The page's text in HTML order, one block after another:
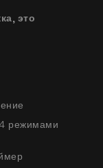
это
режимами